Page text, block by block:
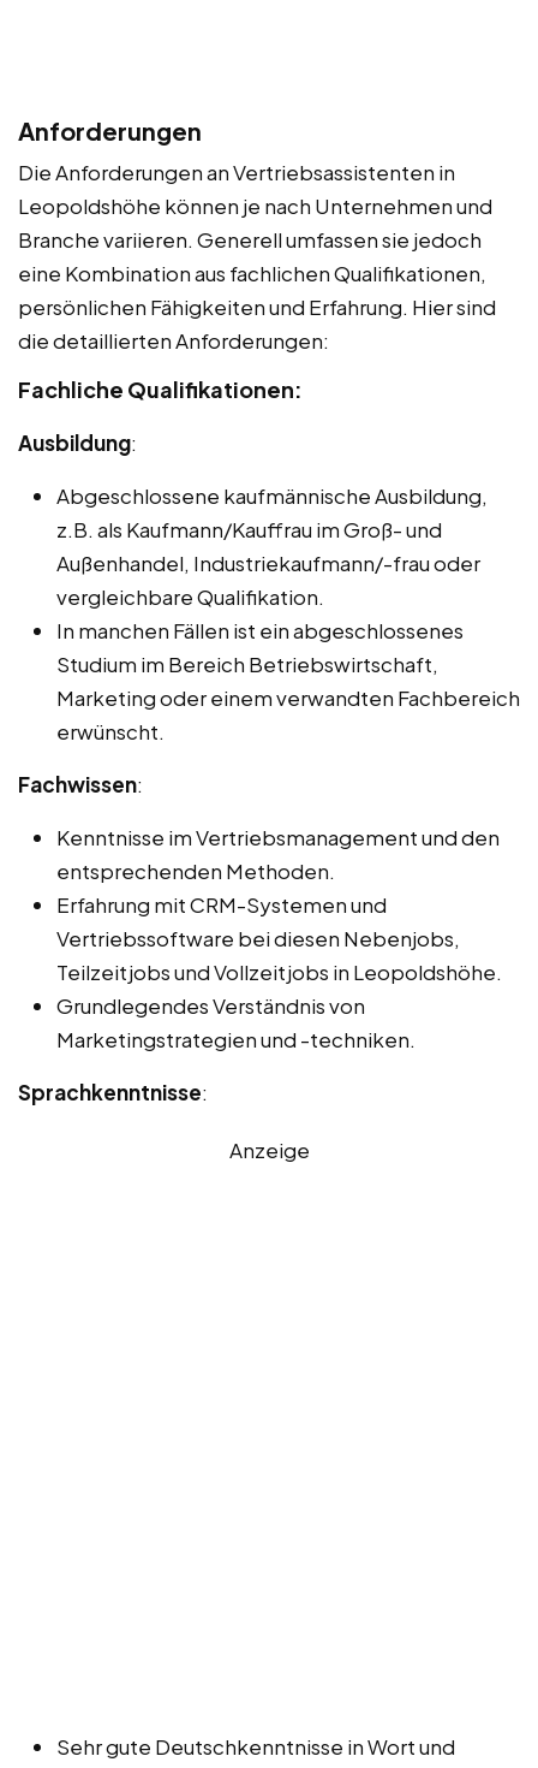
Anforderungen
Die Anforderungen an Vertriebsassistenten in
Leopoldshöhe können je nach Unternehmen und
Branche variieren. Generell umfassen sie jedoch
eine Kombination aus fachlichen Qualifikationen,
persönlichen Fähigkeiten und Erfahrung. Hier sind
die detaillierten Anforderungen:
Fachliche Qualifikationen:
Ausbildung:
Abgeschlossene kaufmännische Ausbildung,
z.B. als Kaufmann/Kauffrau im Groß- und
Außenhandel, Industriekaufmann/-frau oder
vergleichbare Qualifikation.
In manchen Fällen ist ein abgeschlossenes
Studium im Bereich Betriebswirtschaft,
Marketing oder einem verwandten Fachbereich
erwünscht.
Fachwissen:
Kenntnisse im Vertriebsmanagement und den
entsprechenden Methoden.
Erfahrung mit CRM-Systemen und
Vertriebssoftware bei diesen Nebenjobs,
Teilzeitjobs und Vollzeitjobs in Leopoldshöhe.
Grundlegendes Verständnis von
Marketingstrategien und -techniken.
Sprachkenntnisse:
Anzeige
Sehr gute Deutschkenntnisse in Wort und